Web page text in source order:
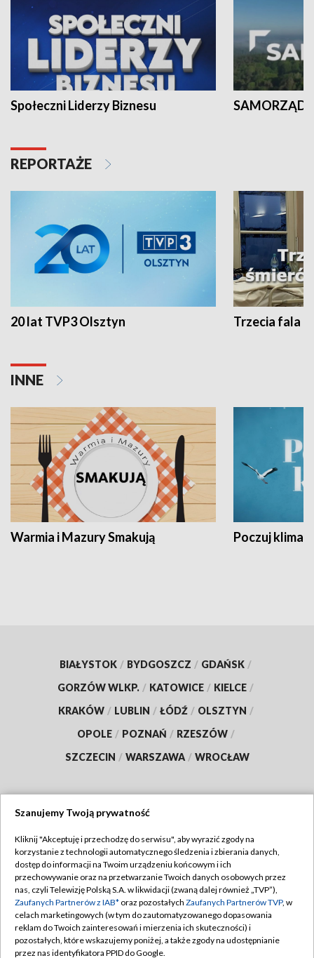
Społeczni Liderzy Biznesu SAMORZĄD
REPORTAŻE
20 lat TVP3 Olsztyn Trzecia fala -
INNE
Warmia i Mazury Smakują Poczuj klimat
BIAŁYSTOK / BYDGOSZCZ / GDAŃSK /
GORZÓW WLKP. / KATOWICE / KIELCE /
KRAKÓW / LUBLIN / ŁÓDŹ / OLSZTYN /
OPOLE / POZNAŃ / RZESZÓW /
SZCZECIN / WARSZAWA / WROCŁAW
TVP
Abonament TVP
Emisja w TVP
Centrum informacji TVP
Naziemna Telewizja Cyfrowa
Regulamin TVP
Polityka prywatności
Moje zgody
Pomoc
Szanujemy Twoją prywatność
Kliknij "Akceptuję i przechodzę do serwisu", aby wyrazić zgody na
korzystanie z technologii automatycznego śledzenia i zbierania danych,
dostęp do informacji na Twoim urządzeniu końcowym i ich
przechowywanie oraz na przetwarzanie Twoich danych osobowych przez
nas, czyli Telewizję Polską S.A. w likwidacji (zwaną dalej również „TVP”),
Zaufanych Partnerów z IAB* oraz pozostałych Zaufanych Partnerów TVP, w
celach marketingowych (w tym do zautomatyzowanego dopasowania
reklam do Twoich zainteresowań i mierzenia ich skuteczności) i
pozostałych, które wskazujemy poniżej, a także zgody na udostępnianie
przez nas identyfikatora PPID do Google.